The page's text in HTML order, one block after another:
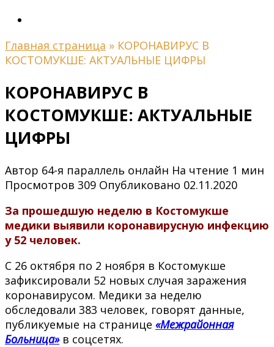
Главная страница » КОРОНАВИРУС В
КОСТОМУКШЕ: АКТУАЛЬНЫЕ ЦИФРЫ
КОРОНАВИРУС В
КОСТОМУКШЕ: АКТУАЛЬНЫЕ
ЦИФРЫ
Автор 64-я параллель онлайн На чтение 1 мин
Просмотров 309 Опубликовано 02.11.2020
За прошедшую неделю в Костомукше
медики выявили коронавирусную инфекцию
у 52 человек.
С 26 октября по 2 ноября в Костомукше
зафиксировали 52 новых случая заражения
коронавирусом. Медики за неделю
обследовали 383 человек, говорят данные,
публикуемые на странице «Межрайонная
Больница»в соцсетях.